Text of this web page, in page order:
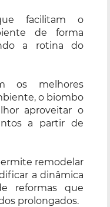
facilitam o
de forma
a rotina do
os melhores
o biombo
aproveitar o
a partir de
remodelar
a dinâmica
reformas que
prolongados.